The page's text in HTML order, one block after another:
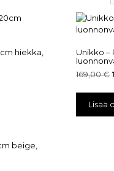
hiekka,
Unikko –
169,00€
Lisää